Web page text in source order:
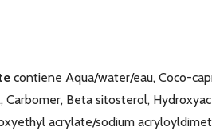
contiene Aqua/water/eau, Coco-
Beta sitosterol,
acrylate/sodium